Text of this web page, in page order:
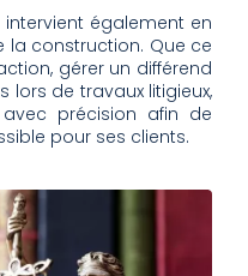
intervient également en
la construction. Que ce
gérer un différend
lors de travaux litigieux,
précision afin de
pour ses clients.